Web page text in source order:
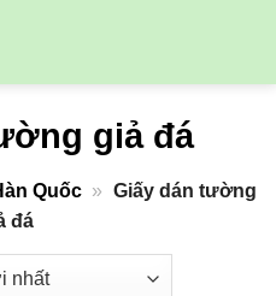
giả đá
Quốc » Giấy dán tường
đá